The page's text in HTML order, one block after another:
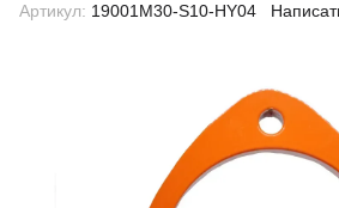
Артикул: 19001M30-S10-HY04